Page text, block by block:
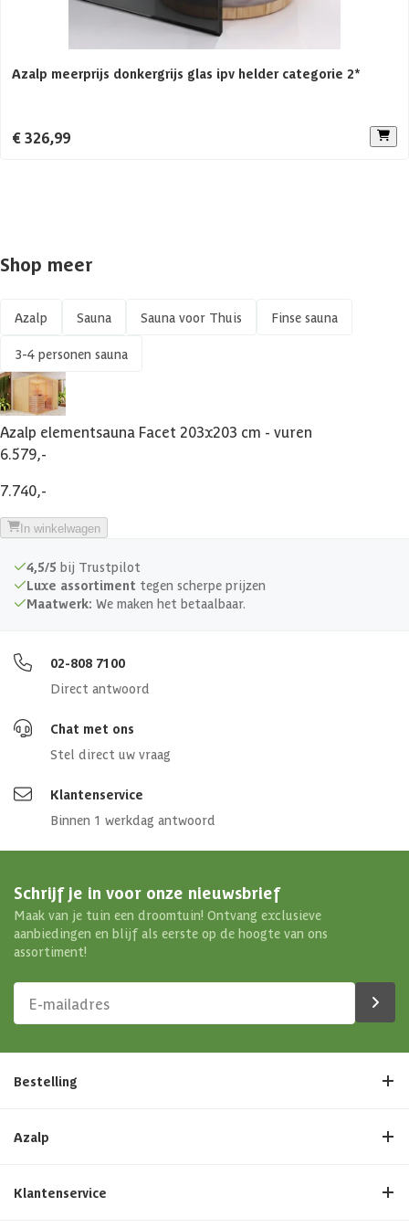
Aanbevolen vermogen saunakachel
Aantal personen 1-3 personen
Constructietype Elementsauna
Azalp meerprijs donkergrijs glas ipv helder categorie 2*
€ 326,99
Shop meer
Azalp Sauna Sauna voor Thuis Finse sauna
3-4 personen sauna
Azalp elementsauna Facet 203x203 cm - vuren
6.579,-
7.740,-
In winkelwagen
4,5/5 bij Trustpilot
Luxe assortiment tegen scherpe prijzen
Maatwerk: We maken het betaalbaar.
02-808 7100
Direct antwoord
Chat met ons
Stel direct uw vraag
Klantenservice
Binnen 1 werkdag antwoord
Schrijf je in voor onze nieuwsbrief
Maak van je tuin een droomtuin! Ontvang exclusieve
aanbiedingen en blijf als eerste op de hoogte van ons
assortiment!
Bestelling
Azalp
Klantenservice